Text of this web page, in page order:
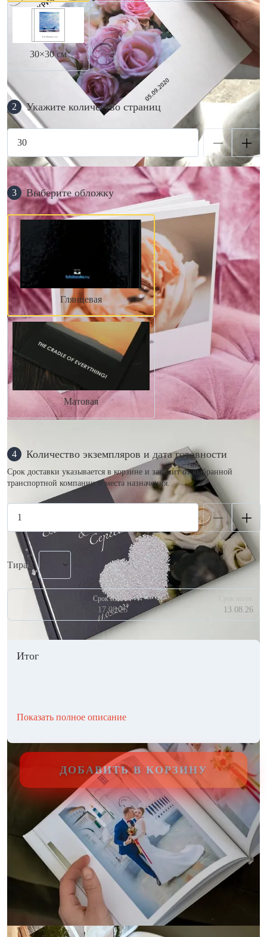
30×30 см
2 Укажите количество страниц
3 Выберите обложку
Глянцевая
Матовая
4 Количество экземпляров и дата готовности
Срок доставки указывается в корзине и зависит от выбранной
транспортной компании и места назначения.
Тираж
Срок изгот.
17.08.26 13.08.26
Итог
Показать полное описание
ДОБАВИТЬ В КОРЗИНУ
Другие стили фотокниг